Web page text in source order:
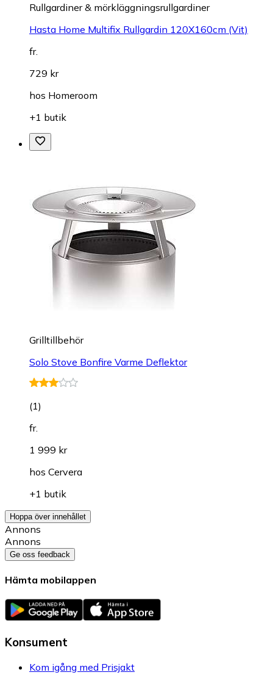
Rullgardiner & mörkläggningsrullgardiner
Hasta Home Multifix Rullgardin 120X160cm (Vit)
fr.
729 kr
hos Homeroom
+1 butik
Grilltillbehör
Solo Stove Bonfire Varme Deflektor
(1)
fr.
1 999 kr
hos Cervera
+1 butik
Hoppa över innehållet
Annons
Annons
Ge oss feedback
Hämta mobilappen
Konsument
Kom igång med Prisjakt